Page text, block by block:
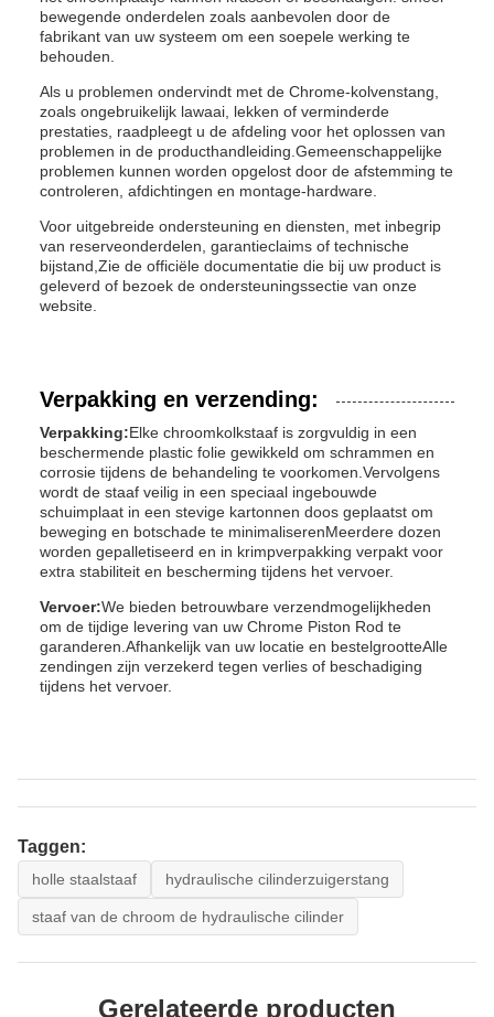
bewegende onderdelen zoals aanbevolen door de
fabrikant van uw systeem om een soepele werking te
behouden.
Als u problemen ondervindt met de Chrome-kolvenstang,
zoals ongebruikelijk lawaai, lekken of verminderde
prestaties, raadpleegt u de afdeling voor het oplossen van
problemen in de producthandleiding.Gemeenschappelijke
problemen kunnen worden opgelost door de afstemming te
controleren, afdichtingen en montage-hardware.
Voor uitgebreide ondersteuning en diensten, met inbegrip
van reserveonderdelen, garantieclaims of technische
bijstand,Zie de officiële documentatie die bij uw product is
geleverd of bezoek de ondersteuningssectie van onze
website.
Verpakking en verzending:
Verpakking:Elke chroomkolkstaaf is zorgvuldig in een
beschermende plastic folie gewikkeld om schrammen en
corrosie tijdens de behandeling te voorkomen.Vervolgens
wordt de staaf veilig in een speciaal ingebouwde
schuimplaat in een stevige kartonnen doos geplaatst om
beweging en botschade te minimaliserenMeerdere dozen
worden gepalletiseerd en in krimpverpakking verpakt voor
extra stabiliteit en bescherming tijdens het vervoer.
Vervoer:We bieden betrouwbare verzendmogelijkheden
om de tijdige levering van uw Chrome Piston Rod te
garanderen.Afhankelijk van uw locatie en bestelgrootteAlle
zendingen zijn verzekerd tegen verlies of beschadiging
tijdens het vervoer.
Taggen:
holle staalstaaf hydraulische cilinderzuigerstang
staaf van de chroom de hydraulische cilinder
Gerelateerde producten